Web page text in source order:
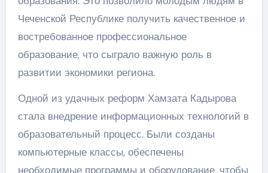
Чеченской Республике получить качественное и
востребованное профессиональное
образование, что сыграло важную роль в
развитии экономики региона.
Одной из удачных реформ Хамзата Кадырова
стала внедрение информационных технологий в
образовательный процесс. Были созданы
компьютерные классы, обеспечены
необходимые программы и оборудование, чтобы